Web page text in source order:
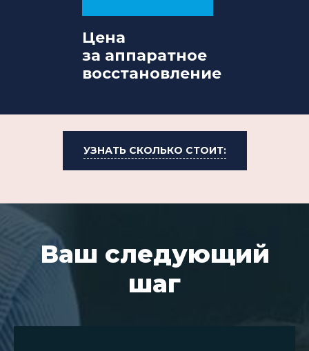
Цена
за аппаратное
восстановление
УЗНАТЬ СКОЛЬКО СТОИТ:
Ваш следующий
шаг